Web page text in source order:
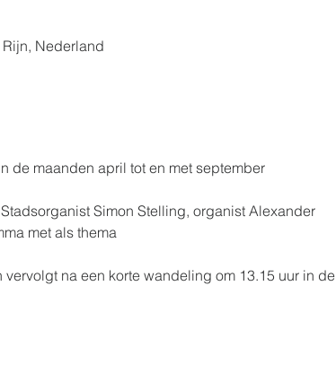
Nederland
de maanden april tot en met september
Simon Stelling, organist Alexander
met als thema
na een korte wandeling om 13.15 uur in de